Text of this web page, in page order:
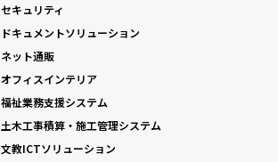
セキュリティ
ドキュメントソリューション
ネット通販
オフィスインテリア
福祉業務支援システム
土木工事積算・施工管理システム
文教ICTソリューション